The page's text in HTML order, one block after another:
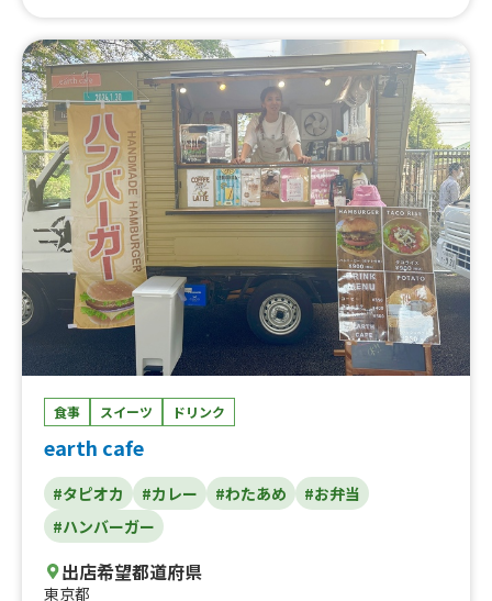
ス、チキン＆チップス、サーモンフライ弁当、チュロス、
ミニドーナツ、ミニドーナツ串、唐揚げ串、生ビール、ビ
ール500ml、ビール350ml、酎ハイ、ハイボール、ソフト
ドリンク、ホットコーヒー、ホットココア、ほっとワイ
ン、ホットゆず茶、フラッペショコラミルク、フラッペイ
チゴミルク、フラッペマンゴーミルク、いちごソーダ、マ
ンゴーソーダ、まぐろトロカツ弁当、ミックスフライ弁
当、炙りローストポーク丼、炙りチーズローストポーク
丼、鶏もも唐揚げ弁当、メンチカツ弁当、豚生姜焼き丼、
まぐろネギトロ丼、ごはん大盛り、その他、かき氷
食事 スイーツ ドリンク
earth cafe
#タピオカ #カレー #わたあめ
#お弁当
#ハンバーガー
出店希望都道府県
東京都